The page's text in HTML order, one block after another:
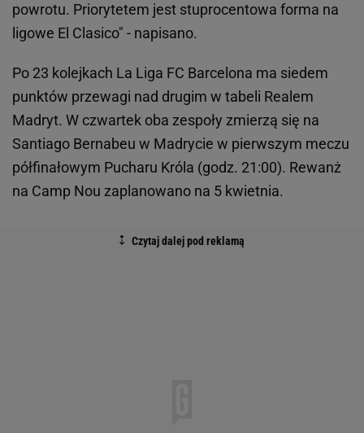
powrotu. Priorytetem jest stuprocentowa forma na
ligowe El Clasico" - napisano.
Po 23 kolejkach La Liga FC Barcelona ma siedem
punktów przewagi nad drugim w tabeli Realem
Madryt. W czwartek oba zespoły zmierzą się na
Santiago Bernabeu w Madrycie w pierwszym meczu
półfinałowym Pucharu Króla (godz. 21:00). Rewanż
na Camp Nou zaplanowano na 5 kwietnia.